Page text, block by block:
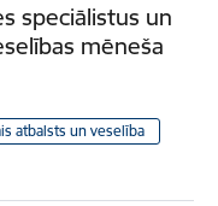
speciālistus un
mēneša
atbalsts un veselība